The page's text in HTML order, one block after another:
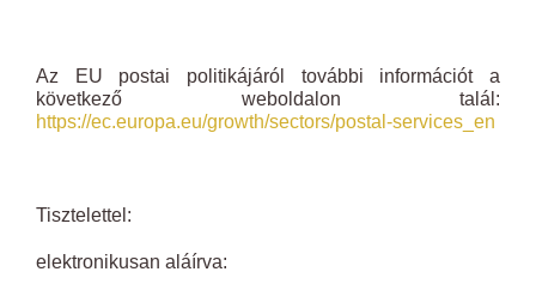
Az EU postai politikájáról további információt a
következő weboldalon talál:
https://ec.europa.eu/growth/sectors/postal-services_en
Tisztelettel:
elektronikusan aláírva: